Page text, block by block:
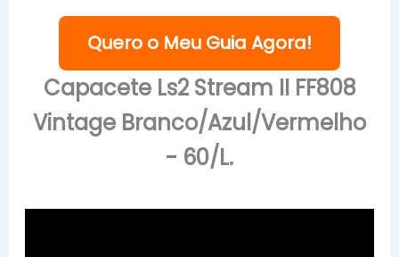
Quero o Meu Guia Agora!
Capacete Ls2 Stream II FF808
Vintage Branco/Azul/Vermelho
- 60/L.